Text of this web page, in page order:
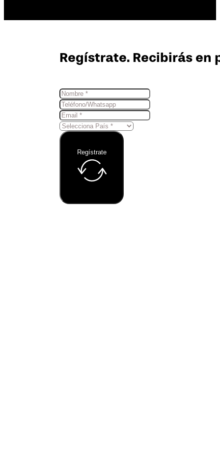
Regístrate. Recibirás en
Regístrate